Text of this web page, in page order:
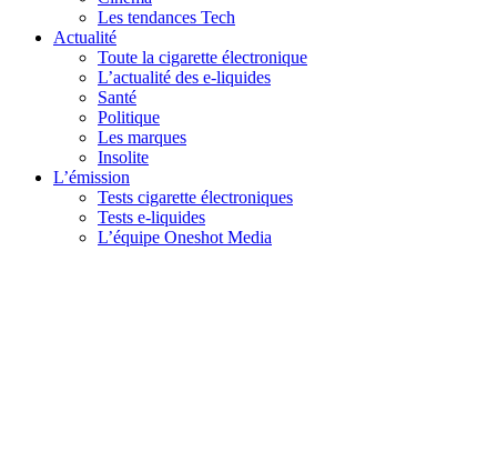
Les tendances Tech
Actualité
Toute la cigarette électronique
L’actualité des e-liquides
Santé
Politique
Les marques
Insolite
L’émission
Tests cigarette électroniques
Tests e-liquides
L’équipe Oneshot Media